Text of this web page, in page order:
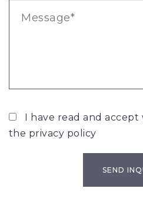
I have read and accept
the privacy policy